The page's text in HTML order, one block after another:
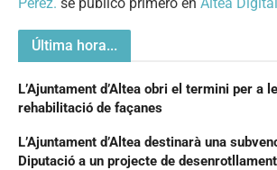
Última hora...
L’Ajuntament d’Altea obri el termini per a
rehabilitació de façanes
L’Ajuntament d’Altea destinarà una
Diputació a un projecte de